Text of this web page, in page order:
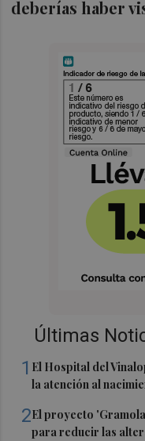
deberías haber
Últimas
1 El Hospital del
la atención al
2El proyecto
para reducir las